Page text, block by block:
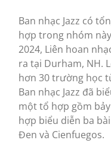
Ban nhạc Jazz có
hợp trong nhóm
2024, Liên hoan
ra tại Durham, NH.
hơn 30 trường học
Ban nhạc Jazz đã
một tổ hợp gồm
hợp biểu diễn ba
Đen và Cienfuegos.